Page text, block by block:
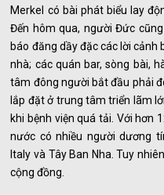
Merkel có bài phát biểu lay
Đến hôm qua, người Đức
báo đăng dầy đặc các lời cảnh
nhà; các quán bar, sòng bài,
tâm đông người bắt đầu phải
lắp đặt ở trung tâm triển lãm
khi bệnh viện quá tải. Với hơn
nước có nhiều người dương
Italy và Tây Ban Nha. Tuy
cộng đồng.